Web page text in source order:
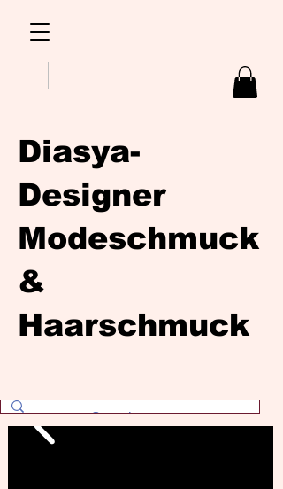
Diasya-
Designer
Modeschmuck
&
Haarschmuck